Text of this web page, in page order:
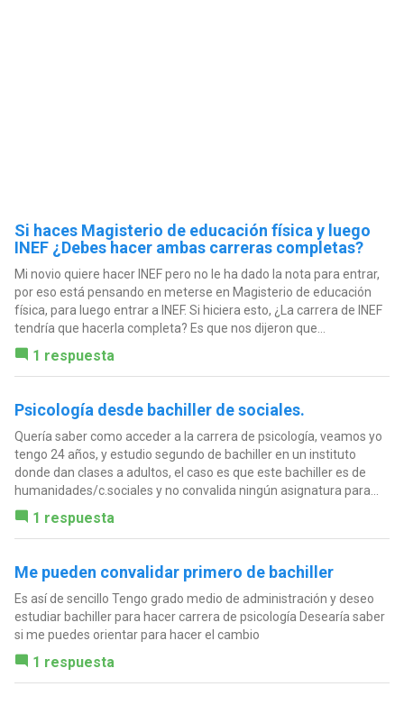
Si haces Magisterio de educación física y luego
INEF ¿Debes hacer ambas carreras completas?
Mi novio quiere hacer INEF pero no le ha dado la nota para entrar,
por eso está pensando en meterse en Magisterio de educación
física, para luego entrar a INEF. Si hiciera esto, ¿La carrera de INEF
tendría que hacerla completa? Es que nos dijeron que...
1 respuesta
Psicología desde bachiller de sociales.
Quería saber como acceder a la carrera de psicología, veamos yo
tengo 24 años, y estudio segundo de bachiller en un instituto
donde dan clases a adultos, el caso es que este bachiller es de
humanidades/c.sociales y no convalida ningún asignatura para...
1 respuesta
Me pueden convalidar primero de bachiller
Es así de sencillo Tengo grado medio de administración y deseo
estudiar bachiller para hacer carrera de psicología Desearía saber
si me puedes orientar para hacer el cambio
1 respuesta